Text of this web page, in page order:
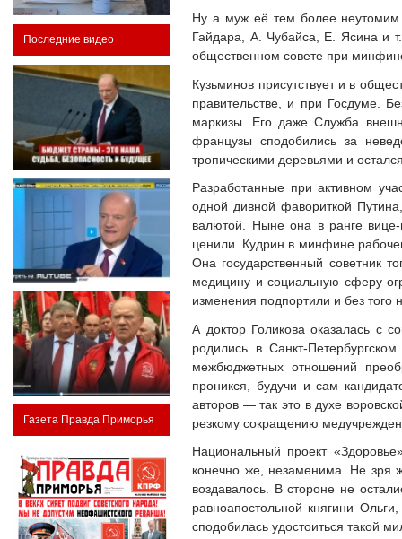
Последние видео
Газета Правда Приморья
Ну а муж её тем более неутомим.
Гайдара, А. Чубайса, Е. Ясина и
общественном совете при
Кузьминов присутствует и в
правительстве, и при Госдуме.
маркизы. Его даже Служба
французы сподобились за
тропическими деревьями и
Разработанные при активном
одной дивной фавориткой
валютой. Ныне она в ранге
ценили. Кудрин в минфине
Она государственный советник
медицину и социальную сферу
изменения подпортили и без
А доктор Голикова оказалась с
родились в Санкт-
межбюджетных отношений
проникся, будучи и сам
авторов — так это в духе
резкому сокращению
Национальный проект
конечно же, незаменима. Не зря
воздавалось. В стороне не
равноапостольной княгини
сподобилась удостоиться такой